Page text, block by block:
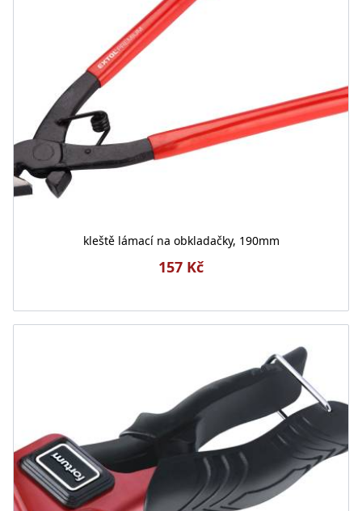
kleště lámací na obkladačky, 190mm
157 Kč